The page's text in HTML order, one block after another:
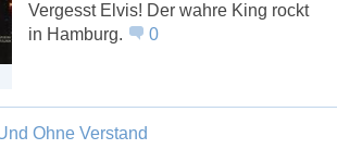
Vergesst Elvis! Der wahre King rockt
in Hamburg.
0
Ohne Verstand